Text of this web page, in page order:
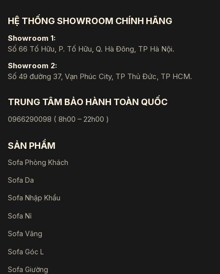
HỆ THỐNG SHOWROOM CHÍNH HÃNG
Showroom 1:
Số 66 Tố Hữu, P. Tố Hữu, Q. Hà Đông, TP Hà Nội.
Showroom 2:
Số 49 đường 37, Vạn Phúc City, TP Thủ Đức, TP HCM.
TRUNG TÂM BẢO HÀNH TOÀN QUỐC
0966290098 ( 8h00 – 22h00 )
SẢN PHẨM
Sofa Phòng Khách
Sofa Da
Sofa Nhập Khẩu
Sofa Nỉ
Sofa Văng
Sofa Góc L
Sofa Giường